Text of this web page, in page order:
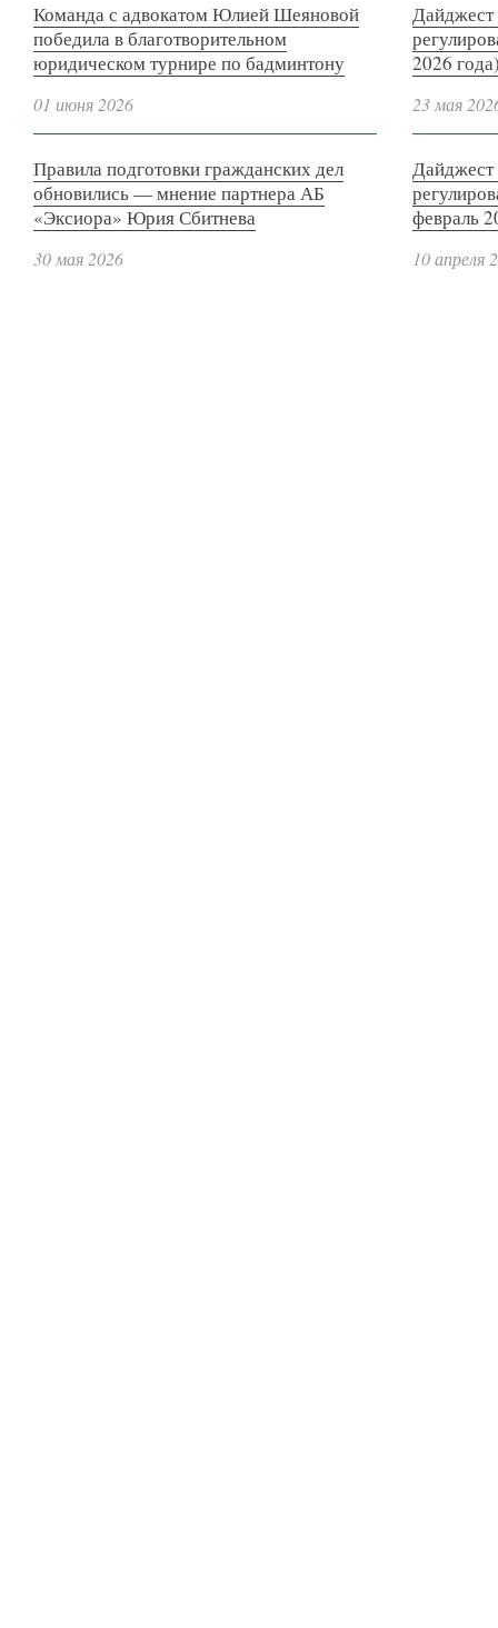
Команда с адвокатом Юлией Шеяновой
победила в благотворительном
юридическом турнире по бадминтону
01 июня 2026
Правила подготовки гражданских дел
обновились — мнение партнера АБ
«Эксиора» Юрия Сбитнева
30 мая 2026
Дайджест
2026
23 мая
Дайджест
февраль
10 апреля